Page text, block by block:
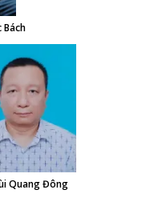
Bách
Quang Đông